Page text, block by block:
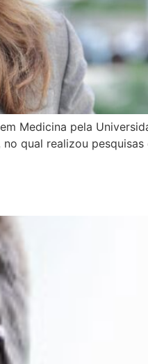
Medicina pela
qual realizou